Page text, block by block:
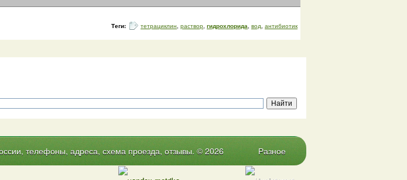
Теги: тетрациклин, раствор, гидрохлорида, вод, антибиотик
телефоны, адреса, схема проезда, отзывы. © 2026 Разное